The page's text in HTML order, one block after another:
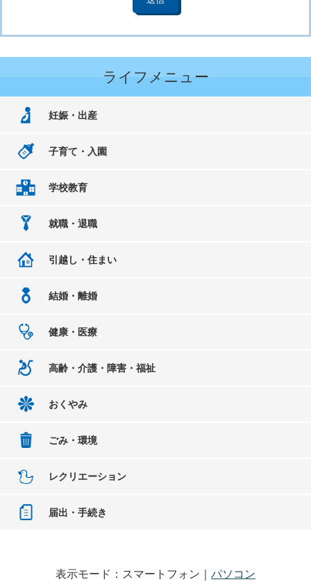
ライフメニュー
妊娠・出産
子育て・入園
学校教育
就職・退職
引越し・住まい
結婚・離婚
健康・医療
高齢・介護・障害・福祉
おくやみ
ごみ・環境
レクリエーション
届出・手続き
表示モード：スマートフォン｜ パソコン